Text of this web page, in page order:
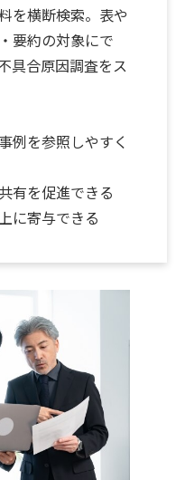
を横断検索。表や
要約の対象にで
具合原因調査をス
例を参照しやすく
有を促進できる
に寄与できる